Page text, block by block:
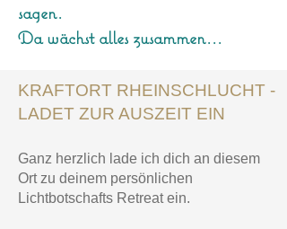
sagen.
Da wächst alles zusammen...
KRAFTORT RHEINSCHLUCHT -
LADET ZUR AUSZEIT EIN
Ganz herzlich lade ich dich an diesem
Ort zu deinem persönlichen
Lichtbotschafts Retreat ein.